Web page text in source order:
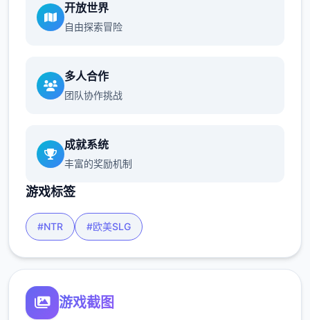
开放世界
自由探索冒险
多人合作
团队协作挑战
成就系统
丰富的奖励机制
游戏标签
#NTR #欧美SLG
游戏截图